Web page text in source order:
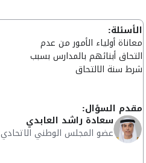
الأسئلة:
معاناة أولياء الأمور من عدم
التحاق أبنائهم بالمدارس بسبب
شرط سنة الالتحاق
مقدم السؤال:
سعادة راشد العابدي
عضو المجلس الوطني الاتحادي